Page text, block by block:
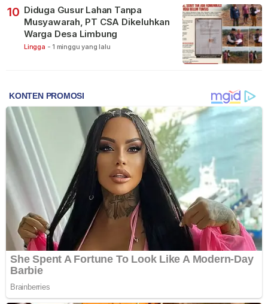
10 Diduga Gusur Lahan Tanpa
Musyawarah, PT CSA Dikeluhkan
Warga Desa Limbung
Lingga - 1 minggu yang lalu